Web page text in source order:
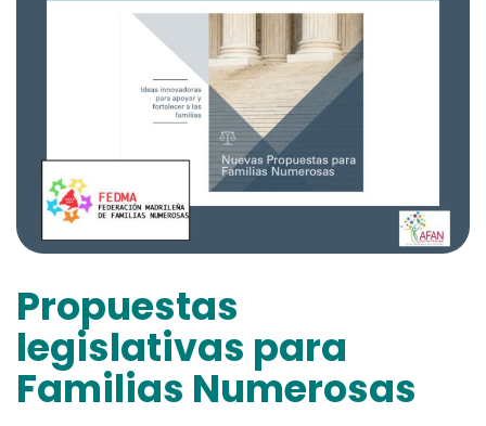
Propuestas
legislativas para
Familias Numerosas